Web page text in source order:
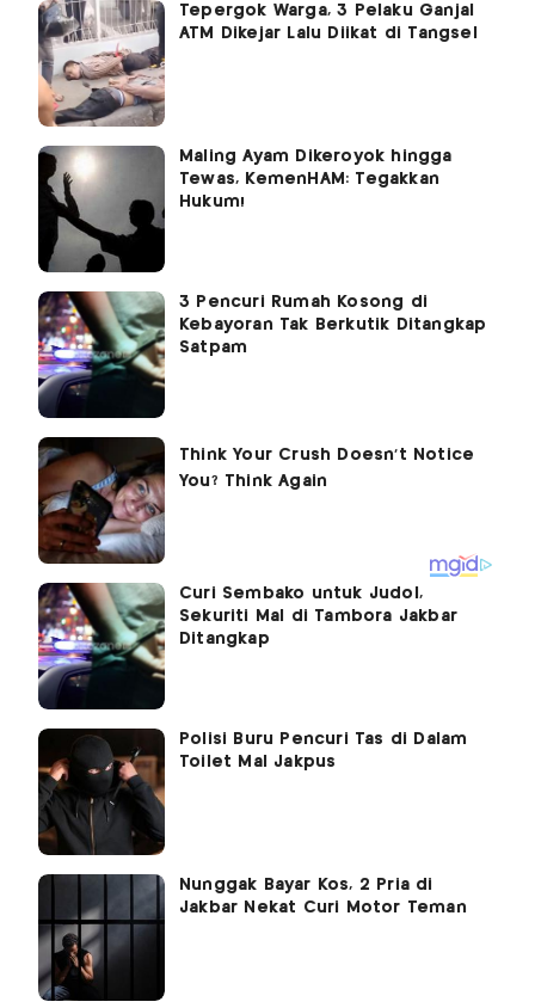
Tepergok Warga, 3 Pelaku Ganjal
ATM Dikejar Lalu Diikat di Tangsel
Maling Ayam Dikeroyok hingga
Tewas, KemenHAM: Tegakkan
Hukum!
3 Pencuri Rumah Kosong di
Kebayoran Tak Berkutik Ditangkap
Satpam
Curi Sembako untuk Judol,
Sekuriti Mal di Tambora Jakbar
Ditangkap
Polisi Buru Pencuri Tas di Dalam
Toilet Mal Jakpus
Nunggak Bayar Kos, 2 Pria di
Jakbar Nekat Curi Motor Teman